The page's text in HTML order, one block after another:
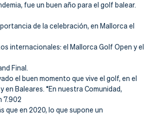
fue un buen año para el golf balear.
de la celebración, en Mallorca el
internacionales: el Mallorca Golf Open y el
Final.
el buen momento que vive el golf, en el
en Baleares. “En nuestra Comunidad,
7.902
que en 2020, lo que supone un